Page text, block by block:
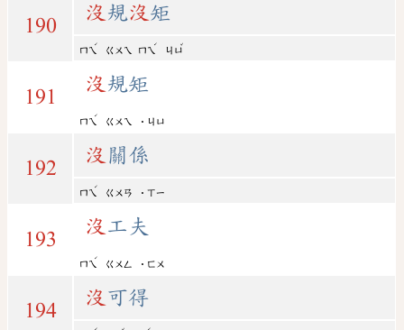
190
沒 規沒 矩
ㄇㄟ
ˊ
ㄍㄨㄟ ㄇㄟ
ˊ
ㄐㄩ
ˇ
191
沒 規矩
ㄇㄟ
ˊ
ㄍㄨㄟ ˙ㄐㄩ
192
沒 關係
ㄇㄟ
ˊ
ㄍㄨㄢ ˙ㄒㄧ
193
沒 工夫
ㄇㄟ
ˊ
ㄍㄨㄥ ˙ㄈㄨ
194
沒 可得
ˊ ˇ ˊ